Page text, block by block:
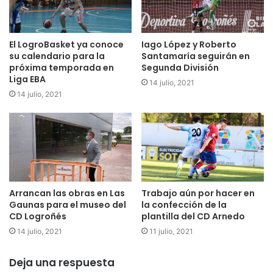
que merecerá la pena.
El LogroBasket ya conoce
su calendario para la
próxima temporada en
Liga EBA
14 julio, 2021
Iago López y Roberto
Santamaría seguirán en
Segunda División
14 julio, 2021
Arrancan las obras en Las
Gaunas para el museo del
CD Logroñés
14 julio, 2021
Trabajo aún por hacer en
la confección de la
plantilla del CD Arnedo
11 julio, 2021
Deja una respuesta